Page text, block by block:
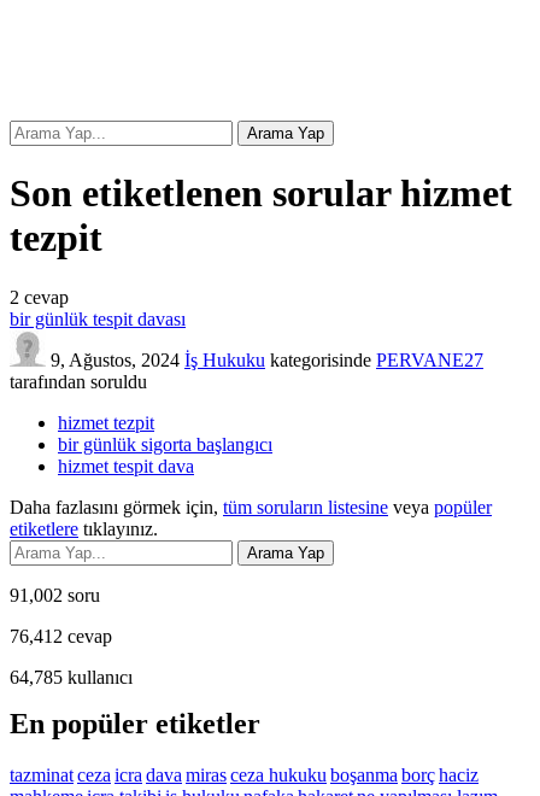
Son etiketlenen sorular hizmet
tezpit
2 cevap
bir günlük tespit davası
9, Ağustos, 2024 İş Hukuku kategorisinde PERVANE27
tarafından soruldu
hizmet tezpit
bir günlük sigorta başlangıcı
hizmet tespit dava
Daha fazlasını görmek için, tüm soruların listesine veya popüler
etiketlere tıklayınız.
91,002 soru
76,412 cevap
64,785 kullanıcı
En popüler etiketler
tazminatceza icra dava mirasceza hukuku boşanma borçhaciz